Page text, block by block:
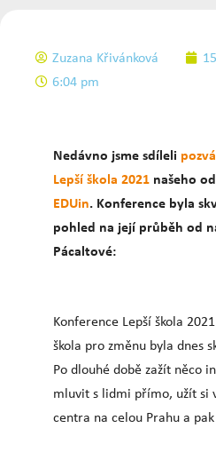
Zuzana Křivánková
6:04 pm
Nedávno jsme sdíleli
Lepší škola 2021 našeho
EDUin. Konference byla
pohled na její průběh od
Pácaltové:
Konference Lepší škola
škola pro změnu byla dnes
Po dlouhé době zažít něco
mluvit s lidmi přímo, užít si
centra na celou Prahu a